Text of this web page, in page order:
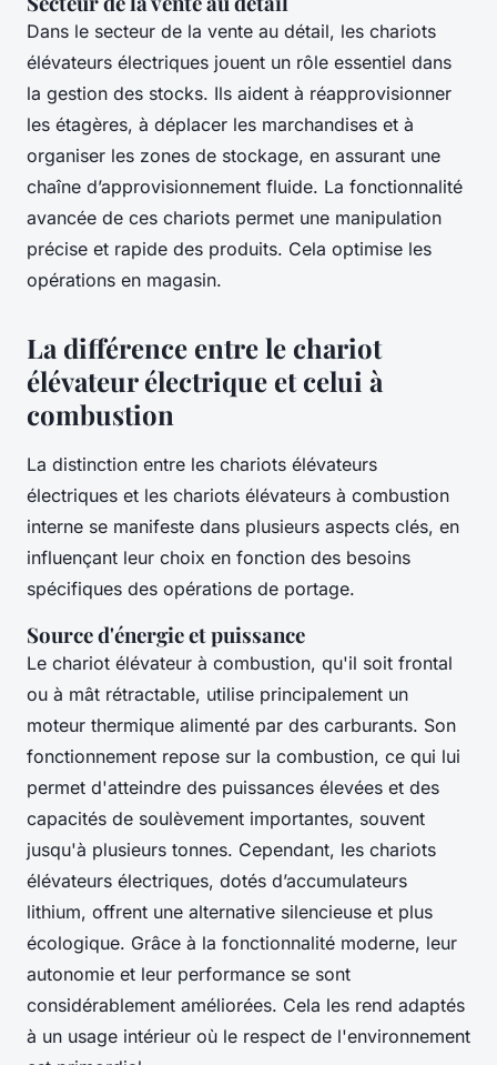
Dans le secteur de la vente au détail, les chariots
élévateurs électriques jouent un rôle essentiel dans
la gestion des stocks. Ils aident à réapprovisionner
les étagères, à déplacer les marchandises et à
organiser les zones de stockage, en assurant une
chaîne d’approvisionnement fluide. La fonctionnalité
avancée de ces chariots permet une manipulation
précise et rapide des produits. Cela optimise les
opérations en magasin.
La différence entre le chariot
élévateur électrique et celui à
combustion
La distinction entre les chariots élévateurs
électriques et les chariots élévateurs à combustion
interne se manifeste dans plusieurs aspects clés, en
influençant leur choix en fonction des besoins
spécifiques des opérations de portage.
Source d'énergie et puissance
Le chariot élévateur à combustion, qu'il soit frontal
ou à mât rétractable, utilise principalement un
moteur thermique alimenté par des carburants. Son
fonctionnement repose sur la combustion, ce qui lui
permet d'atteindre des puissances élevées et des
capacités de soulèvement importantes, souvent
jusqu'à plusieurs tonnes. Cependant, les chariots
élévateurs électriques, dotés d’accumulateurs
lithium, offrent une alternative silencieuse et plus
écologique. Grâce à la fonctionnalité moderne, leur
autonomie et leur performance se sont
considérablement améliorées. Cela les rend adaptés
à un usage intérieur où le respect de l'environnement